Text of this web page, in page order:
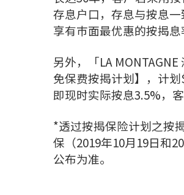
存息户口，存息与按息
享有巿面最优惠的按揭息
另外，「LA
免保费按揭计划】，计
即现时实际按息3.5%，
*透过按揭保险计划之按
保（2019年10月19日和
公布为准。